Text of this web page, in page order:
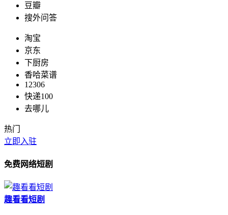
豆瓣
搜外问答
淘宝
京东
下厨房
香哈菜谱
12306
快递100
去哪儿
热门
立即入驻
免费网络短剧
趣看看短剧